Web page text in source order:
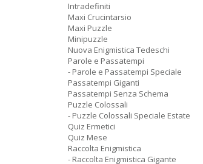
Intradefiniti
Maxi Crucintarsio
Maxi Puzzle
Minipuzzle
Nuova Enigmistica Tedeschi
Parole e Passatempi
- Parole e Passatempi Speciale
Passatempi Giganti
Passatempi Senza Schema
Puzzle Colossali
- Puzzle Colossali Speciale Estate
Quiz Ermetici
Quiz Mese
Raccolta Enigmistica
- Raccolta Enigmistica Gigante